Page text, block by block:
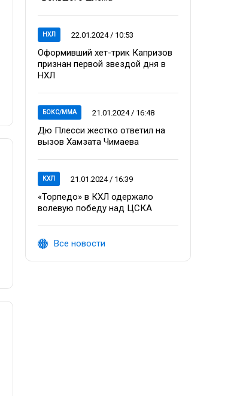
НХЛ 22.01.2024 / 10:53
Оформивший хет-трик Капризов
признан первой звездой дня в
НХЛ
БОКС/ММА 21.01.2024 / 16:48
Дю Плесси жестко ответил на
вызов Хамзата Чимаева
КХЛ 21.01.2024 / 16:39
«Торпедо» в КХЛ одержало
волевую победу над ЦСКА
Все новости